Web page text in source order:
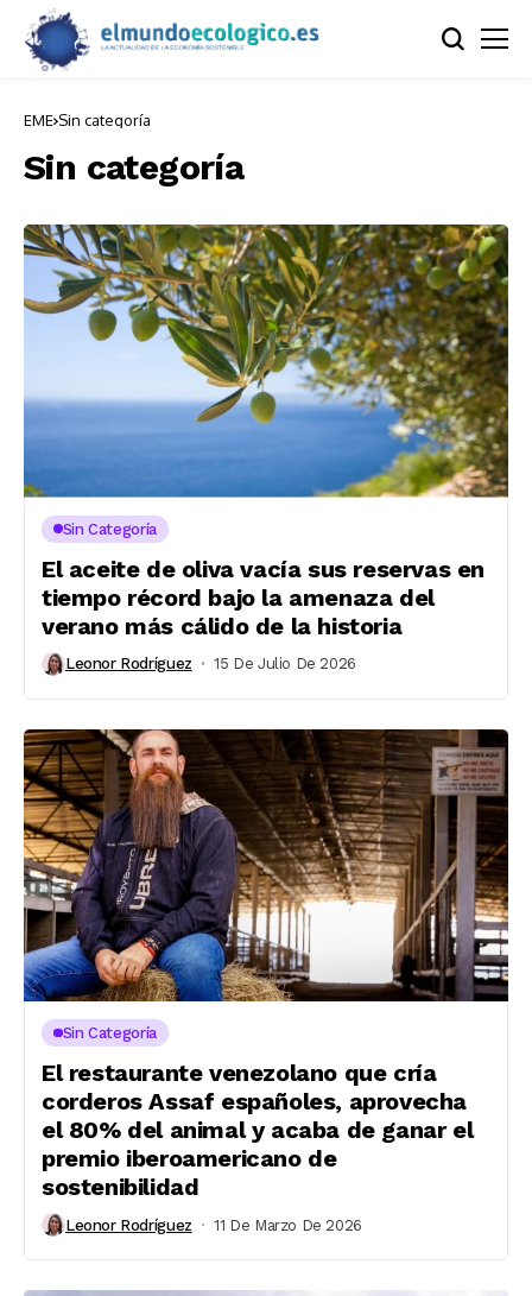
EME Sin categoría
Sin categoría
Sin Categoría
El aceite de oliva vacía sus reservas en
tiempo récord bajo la amenaza del
verano más cálido de la historia
Leonor Rodríguez 15 De Julio De 2026
Sin Categoría
El restaurante venezolano que cría
corderos Assaf españoles, aprovecha
el 80% del animal y acaba de ganar el
premio iberoamericano de
sostenibilidad
Leonor Rodríguez 11 De Marzo De 2026